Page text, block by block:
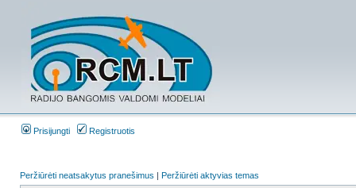
Prisijungti Registruotis
Peržiūrėti neatsakytus pranešimus | Peržiūrėti aktyvias temas